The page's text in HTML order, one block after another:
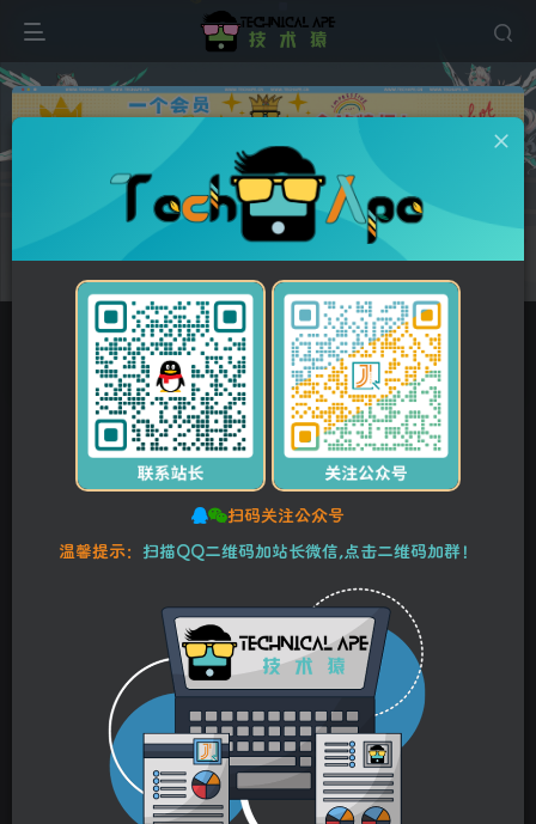
广告
简繁字体物流运输类网站pbootcms响应式模板 快递货
运网站源码
网站源码 PbootCMS模板 正文
0
简繁字体物流运输类网站pbootcms响应式模板 快递货运网站源码
此内容为付费资源，请付费后查看
Y币10Y币25
【SVIP】至尊会员
立即购买
您当前未登录！建议登录后购买，可保存购买订单。
stalker
2年前更新
扫码关注公众号
温馨提示： 扫描QQ二维码加站长微信,点击二维码加群！